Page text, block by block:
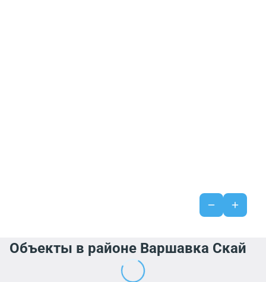
Объекты в районе Варшавка Скай